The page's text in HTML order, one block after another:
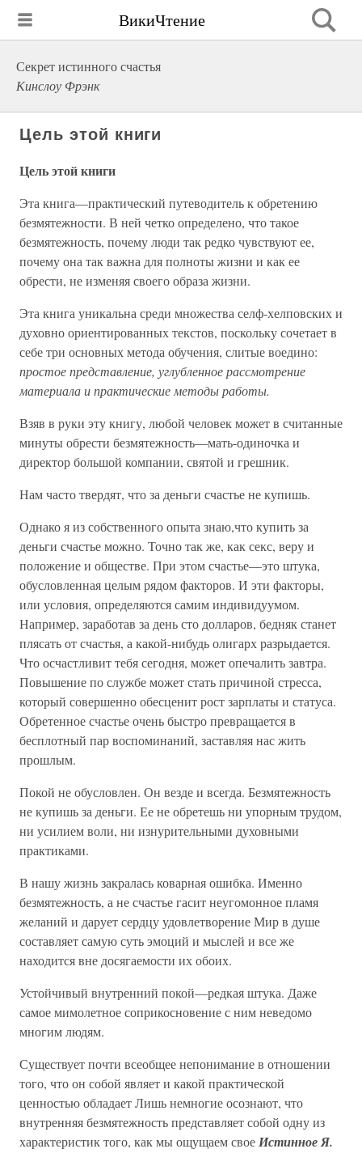
ВикиЧтение
Секрет истинного счастья
Кинслоу Фрэнк
Цель этой книги
Цель этой книги
Эта книга—практический путеводитель к обретению
безмятежности. В ней четко определено, что такое
безмятежность, почему люди так редко чувствуют ее,
почему она так важна для полноты жизни и как ее
обрести, не изменяя своего образа жизни.
Эта книга уникальна среди множества селф-хелповских и
духовно ориентированных текстов, поскольку сочетает в
себе три основных метода обучения, слитые воедино:
простое представление, углубленное рассмотрение
материала и практические методы работы.
Взяв в руки эту книгу, любой человек может в считанные
минуты обрести безмятежность—мать-одиночка и
директор большой компании, святой и грешник.
Нам часто твердят, что за деньги счастье не купишь.
Однако я из собственного опыта знаю,что купить за
деньги счастье можно. Точно так же, как секс, веру и
положение и обществе. При этом счастье—это штука,
обусловленная целым рядом факторов. И эти факторы,
или условия, определяются самим индивидуумом.
Например, заработав за день сто долларов, бедняк станет
плясать от счастья, а какой-нибудь олигарх разрыдается.
Что осчастливит тебя сегодня, может опечалить завтра.
Повышение по службе может стать причиной стресса,
который совершенно обесценит рост зарплаты и статуса.
Обретенное счастье очень быстро превращается в
бесплотный пар воспоминаний, заставляя нас жить
прошлым.
Покой не обусловлен. Он везде и всегда. Безмятежность
не купишь за деньги. Ее не обретешь ни упорным трудом,
ни усилием воли, ни изнурительными духовными
практиками.
В нашу жизнь закралась коварная ошибка. Именно
безмятежность, а не счастье гасит неугомонное пламя
желаний и дарует сердцу удовлетворение Мир в душе
составляет самую суть эмоций и мыслей и все же
находится вне досягаемости их обоих.
Устойчивый внутренний покой—редкая штука. Даже
самое мимолетное соприкосновение с ним неведомо
многим людям.
Существует почти всеобщее непонимание в отношении
того, что он собой являет и какой практической
ценностью обладает Лишь немногие осознают, что
внутренняя безмятежность представляет собой одну из
характеристик того, как мы ощущаем своеИстинное Я.